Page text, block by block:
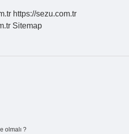
https://sezu.com.tr
Sitemap
olmalı ?